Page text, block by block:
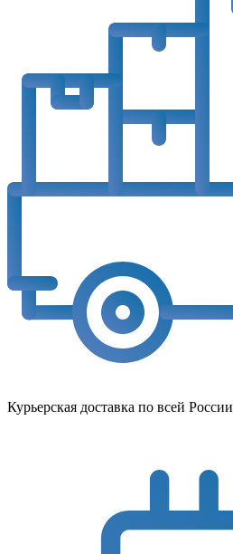
Курьерская доставка по всей России